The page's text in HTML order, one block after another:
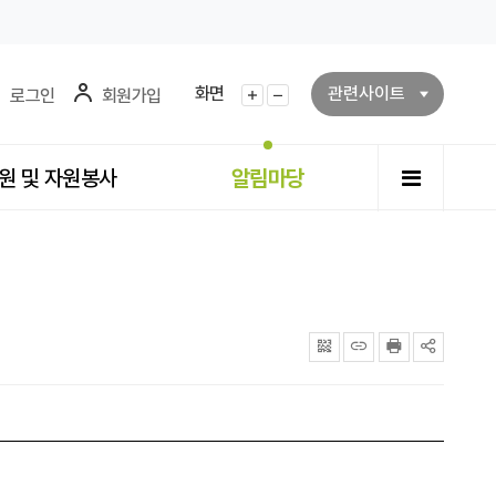
로그인 회원가입
화면
화면확대화면축소
관련사이트
및 자원봉사 알림마당 전체메
QRcode주소복사프린터